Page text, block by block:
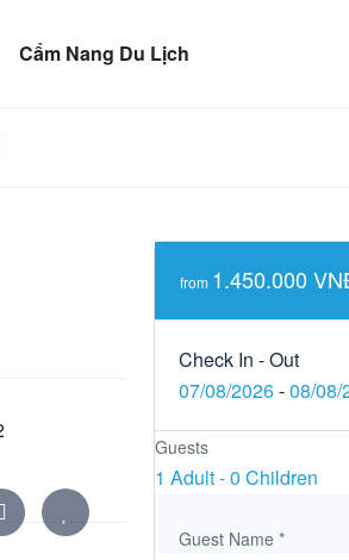
Cẩm Nang Du Lịch
from 1.450.000
Check In - Out
07/08/2026-08/08/
Guests
1 Adult-0 Children
Guest Name *